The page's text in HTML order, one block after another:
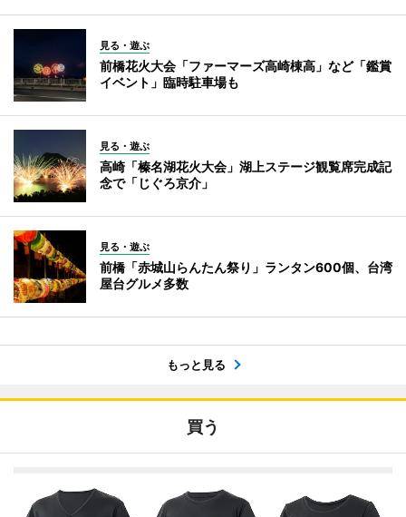
見る・遊ぶ
前橋花火大会「ファーマーズ高崎棟高」など「鑑賞
イベント」臨時駐車場も
見る・遊ぶ
高崎「榛名湖花火大会」湖上ステージ観覧席完成記
念で「じぐろ京介」
見る・遊ぶ
前橋「赤城山らんたん祭り」ランタン600個、台湾
屋台グルメ多数
もっと見る
買う